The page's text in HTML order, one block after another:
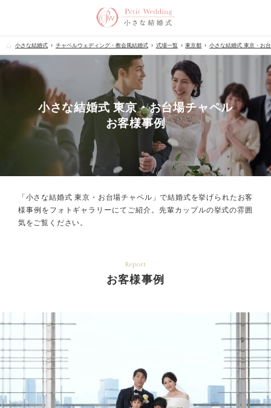
小さな結婚式 チャペルウェディング・教会風結婚式 式場一覧 東京都 小さな結婚式 東京・お
小さな結婚式 東京・お台場チャペル
お客様事例
「小さな結婚式 東京・お台場チャペル」で結婚式を挙げられた お客
様事例をフォトギャラリーにてご紹介。 先輩カップルの挙式の雰囲
気をご覧ください。
Report
お客様事例